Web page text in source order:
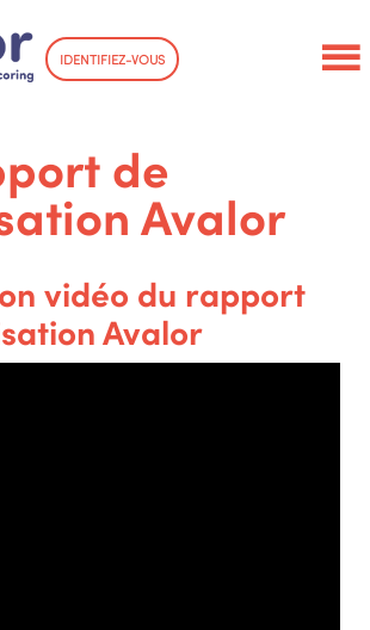
IDENTIFIEZ-VOUS
de
Avalor
vidéo du rapport
Avalor